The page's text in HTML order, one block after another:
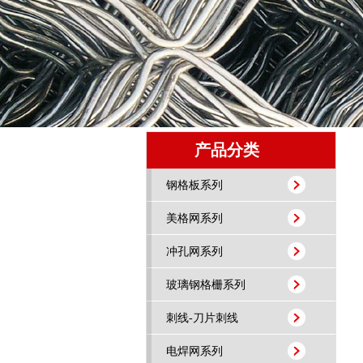
产品分类
钢格板系列
美格网系列
冲孔网系列
玻璃钢格栅系列
刺线-刀片刺线
电焊网系列